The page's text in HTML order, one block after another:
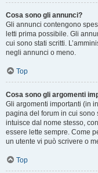
Cosa sono gli annunci?
Gli annunci contengono
letti prima possibile. Gli
cui sono stati scritti.
negli annunci o meno.
Top
Cosa sono gli argomenti
Gli argomenti importanti (in
pagina del forum in cui sono
intuisce dal nome stesso,
essere lette sempre. Come
un utente vi può scrivere o
Top